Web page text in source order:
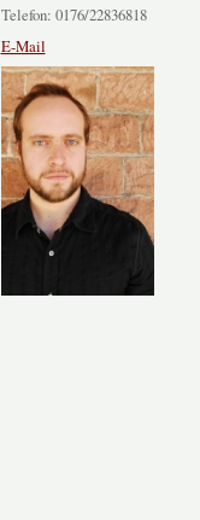
Telefon: 0176/22836818
E-Mail